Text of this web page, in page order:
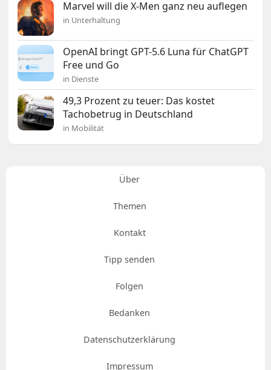
Marvel will die X-Men ganz neu auflegen
in Unterhaltung
OpenAI bringt GPT-5.6 Luna für ChatGPT
Free und Go
in Dienste
49,3 Prozent zu teuer: Das kostet
Tachobetrug in Deutschland
in Mobilität
Über
Themen
Kontakt
Tipp senden
Folgen
Bedanken
Datenschutzerklärung
Impressum